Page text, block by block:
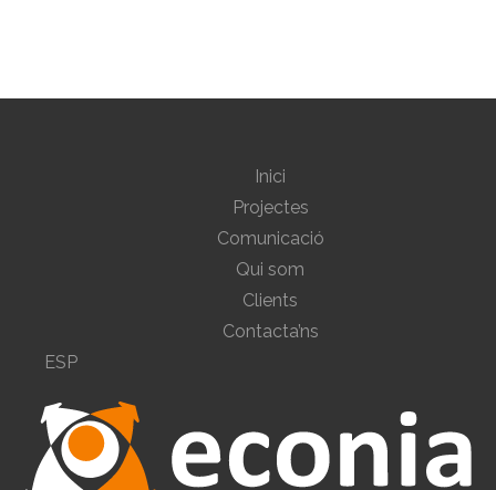
Inici
Projectes
Comunicació
Qui som
Clients
Contacta’ns
ESP